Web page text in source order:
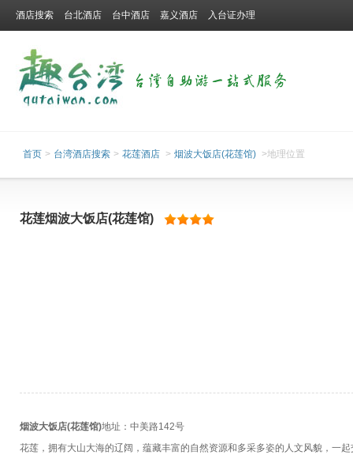
酒店搜索 台北酒店 台中酒店 嘉义酒店 入台证办理
首页 > 台湾酒店搜索 > 花莲酒店 > 烟波大饭店(花莲馆) >地理位置
花莲烟波大饭店(花莲馆)
烟波大饭店(花莲馆)地址：中美路142号
花莲，拥有大山大海的辽阔，蕴藏丰富的自然资源和多采多姿的人文风貌，一